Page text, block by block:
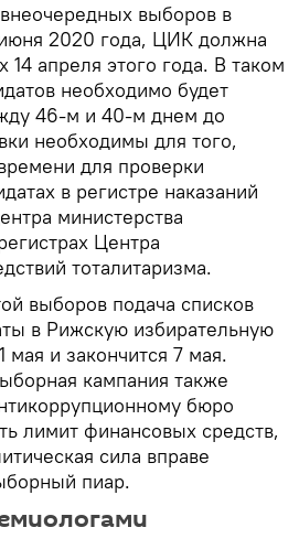
выборов в
2020 года, ЦИК должна
14 апреля этого года. В таком
необходимо будет
46-м и 40-м днем до
необходимы для того,
для проверки
в регистре наказаний
министерства
Центра
тоталитаризма.
выборов подача списков
в Рижскую избирательную
мая и закончится 7 мая.
кампания также
бюро
лимит финансовых средств,
сила вправе
пиар.